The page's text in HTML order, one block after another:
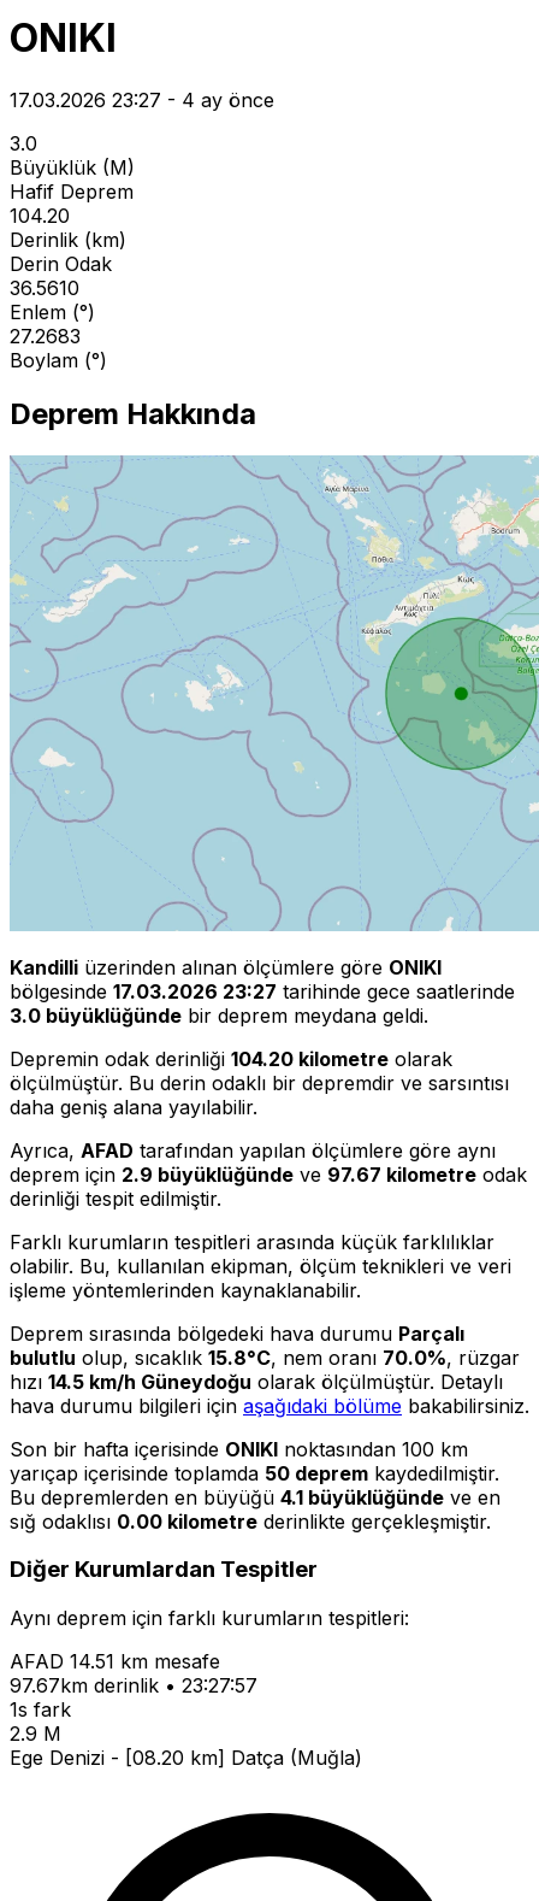
ONIKI
17.03.2026 23:27 - 4 ay önce
3.0
Büyüklük (M)
Hafif Deprem
104.20
Derinlik (km)
Derin Odak
36.5610
Enlem (°)
27.2683
Boylam (°)
Deprem Hakkında
Kandilli üzerinden alınan ölçümlere göre ONIKI
bölgesinde 17.03.2026 23:27 tarihinde gece saatlerinde
3.0 büyüklüğünde bir deprem meydana geldi.
Depremin odak derinliği 104.20 kilometre olarak
ölçülmüştür. Bu derin odaklı bir depremdir ve sarsıntısı
daha geniş alana yayılabilir.
Ayrıca, AFAD tarafından yapılan ölçümlere göre aynı
deprem için 2.9 büyüklüğünde ve 97.67 kilometre odak
derinliği tespit edilmiştir.
Farklı kurumların tespitleri arasında küçük farklılıklar
olabilir. Bu, kullanılan ekipman, ölçüm teknikleri ve veri
işleme yöntemlerinden kaynaklanabilir.
Deprem sırasında bölgedeki hava durumu Parçalı
bulutlu olup, sıcaklık 15.8°C, nem oranı 70.0%, rüzgar
hızı 14.5 km/h Güneydoğu olarak ölçülmüştür. Detaylı
hava durumu bilgileri için aşağıdaki bölüme bakabilirsiniz.
Son bir hafta içerisinde ONIKI noktasından 100 km
yarıçap içerisinde toplamda 50 deprem kaydedilmiştir.
Bu depremlerden en büyüğü 4.1 büyüklüğünde ve en
sığ odaklısı 0.00 kilometre derinlikte gerçekleşmiştir.
Diğer Kurumlardan Tespitler
Aynı deprem için farklı kurumların tespitleri:
AFAD 14.51 km mesafe
97.67km derinlik • 23:27:57
1s fark
2.9 M
Ege Denizi - [08.20 km] Datça (Muğla)